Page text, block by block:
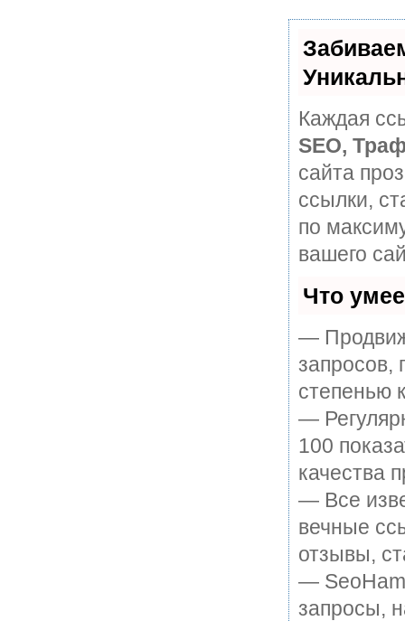
Каждая
SEO,
сайта
ссылки,
по
вашего
Что
—
запросов,
степенью
—
100
качества
— Все
вечные
отзывы,
—
запросы,